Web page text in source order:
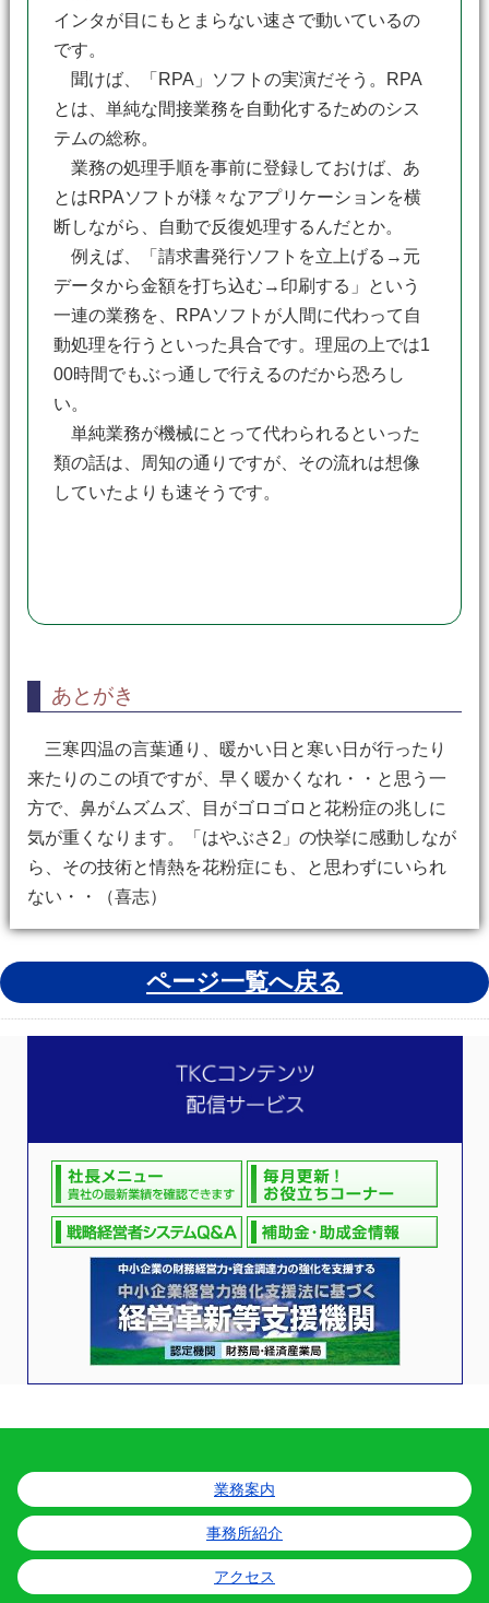
インタが目にもとまらない速さで動いているの
です。
聞けば、「RPA」ソフトの実演だそう。RPA
とは、単純な間接業務を自動化するためのシス
テムの総称。
業務の処理手順を事前に登録しておけば、あ
とはRPAソフトが様々なアプリケーションを横
断しながら、自動で反復処理するんだとか。
例えば、「請求書発行ソフトを立上げる→元
データから金額を打ち込む→印刷する」という
一連の業務を、RPAソフトが人間に代わって自
動処理を行うといった具合です。理屈の上では1
00時間でもぶっ通しで行えるのだから恐ろし
い。
単純業務が機械にとって代わられるといった
類の話は、周知の通りですが、その流れは想像
していたよりも速そうです。
あとがき
三寒四温の言葉通り、暖かい日と寒い日が行ったり
来たりのこの頃ですが、早く暖かくなれ・・と思う一
方で、鼻がムズムズ、目がゴロゴロと花粉症の兆しに
気が重くなります。「はやぶさ2」の快挙に感動しなが
ら、その技術と情熱を花粉症にも、と思わずにいられ
ない・・（喜志）
ページ一覧へ戻る
業務案内
事務所紹介
アクセス